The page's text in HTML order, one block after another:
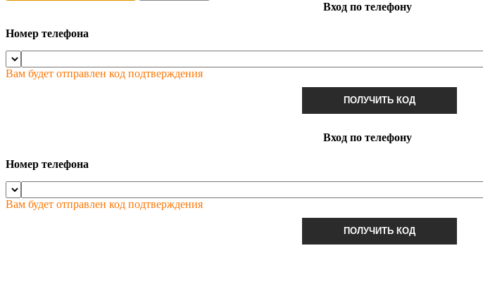
Вход по телефону
Номер телефона
Вам будет отправлен код подтверждения
ПОЛУЧИТЬ КОД
Вход по телефону
Номер телефона
Вам будет отправлен код подтверждения
ПОЛУЧИТЬ КОД